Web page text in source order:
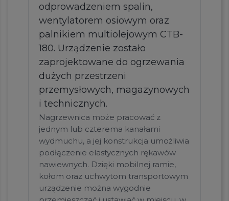
odprowadzeniem spalin,
wentylatorem osiowym oraz
palnikiem multiolejowym CTB-
180. Urządzenie zostało
zaprojektowane do ogrzewania
dużych przestrzeni
przemysłowych, magazynowych
i technicznych.
Nagrzewnica może pracować z
jednym lub czterema kanałami
wydmuchu, a jej konstrukcja umożliwia
podłączenie elastycznych rękawów
nawiewnych. Dzięki mobilnej ramie,
kołom oraz uchwytom transportowym
urządzenie można wygodnie